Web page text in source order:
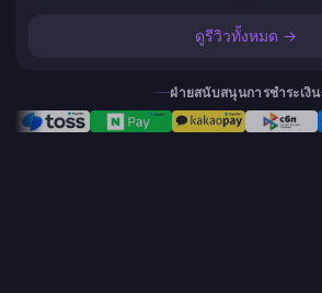
ดูรีวิวทั้งหมด →
ฝ่ายสนับสนุนการชำระเงิน